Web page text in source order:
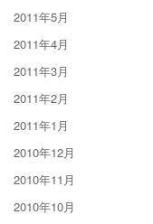
2011年5月
2011年4月
2011年3月
2011年2月
2011年1月
2010年12月
2010年11月
2010年10月